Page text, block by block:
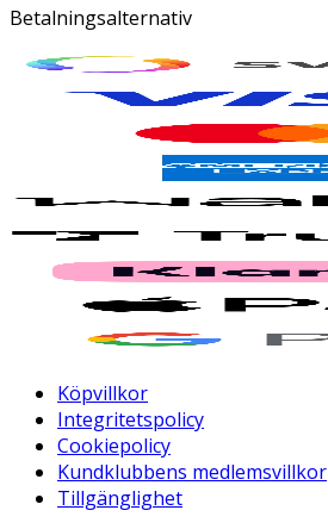
Betalningsalternativ
Köpvillkor
Integritetspolicy
Cookiepolicy
Kundklubbens medlemsvillkor
Tillgänglighet